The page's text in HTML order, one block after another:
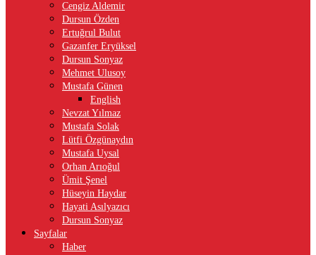
Cengiz Aldemir
Dursun Özden
Ertuğrul Bulut
Gazanfer Eryüksel
Dursun Sonyaz
Mehmet Ulusoy
Mustafa Günen
English
Nevzat Yılmaz
Mustafa Solak
Lütfi Özgünaydın
Mustafa Uysal
Orhan Arıoğul
Ümit Şenel
Hüseyin Haydar
Hayati Asılyazıcı
Dursun Sonyaz
Sayfalar
Haber